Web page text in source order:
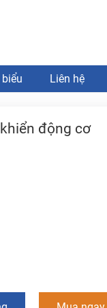
Liên hệ
động cơ